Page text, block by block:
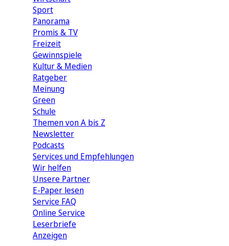
Sport
Panorama
Promis & TV
Freizeit
Gewinnspiele
Kultur & Medien
Ratgeber
Meinung
Green
Schule
Themen von A bis Z
Newsletter
Podcasts
Services und Empfehlungen
Wir helfen
Unsere Partner
E-Paper lesen
Service FAQ
Online Service
Leserbriefe
Anzeigen